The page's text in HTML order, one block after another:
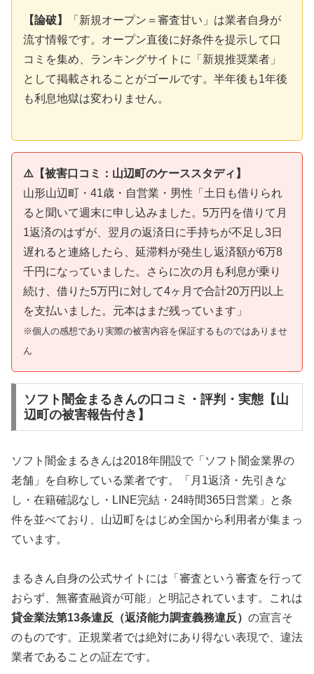
【論破】
「新規オープン＝審査甘い」は業者自身が
流す情報です。オープン直後に好条件を提示して口
コミを集め、ランキングサイトに「新規推奨業者」
として掲載されることがゴールです。半年後も1年後
も利息地獄は変わりません。
⚠️【被害口コミ：山辺町のケーススタディ】
山形山辺町・41歳・自営業・男性「土日も借りられ
ると聞いて週末に申し込みました。5万円を借りて月
1返済のはずが、翌月の返済日に手持ちが不足し3日
遅れると連絡したら、延滞料が発生し返済額が6万8
千円になっていました。さらに次の月も利息が乗り
続け、借りた5万円に対して4ヶ月で合計20万円以上
を支払いました。元本はまだ残っています」
※個人の感想であり実際の被害内容を保証するものではありませ
ん
ソフト闇金まるきんの口コミ・評判・実態【山
辺町の被害報告付き】
ソフト闇金まるきんは2018年開設で「ソフト闇金業界の
老舗」を自称している業者です。「月1返済・先引きな
し・在籍確認なし・LINE完結・24時間365日営業」と条
件を並べており、山辺町をはじめ全国から利用者が集まっ
ています。
まるきん自身の公式サイトには「審査という審査を行って
おらず、無審査融資が可能」と明記されています。これは
貸金業法第13条違反（返済能力調査義務違反） の宣言そ
のものです。正規業者では絶対にあり得ない表現で、違法
業者であることの証左です。